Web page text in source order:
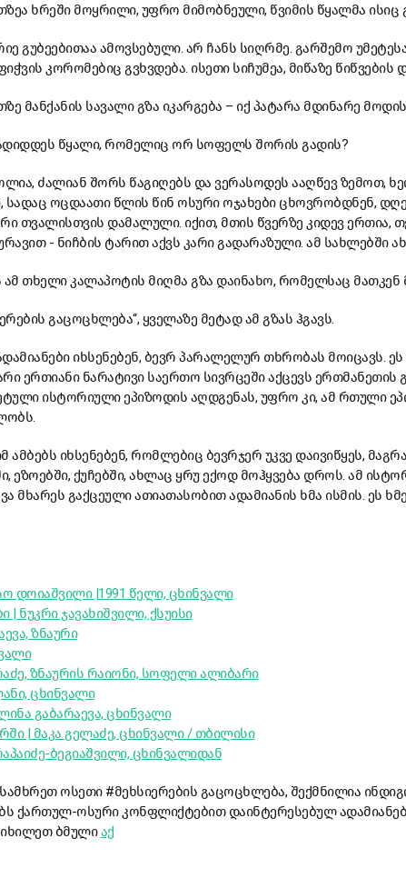
ხრეში მოყრილი, უფრო მიმობნეული, წვიმის წყალმა ისიც
გუბეებითაა ამოვსებული. არ ჩანს სიღრმე. გარშემო
კორომებიც გვხვდება. ისეთი სიჩუმეა, მიწაზე წიწვების
მანქანის სავალი გზა იკარგება – იქ პატარა მდინარე
წყალი, რომელიც ორ სოფელს შორის გადის?
ძალიან შორს წაგიღებს და ვერასოდეს ააღწევ ზემოთ,
სადაც ოცდაათი წლის წინ ოსური ოჯახები ცხოვრობდნენ,
თვალისთვის დამალული. იქით, მთის წვერზე კიდევ ერთია,
- ნიჩბის ტარით აქვს კარი გადარაზული. ამ სახლებში
ამ თხელი კალაპოტის მიღმა გზა დაინახო, რომელსაც მათკენ
გაცოცხლება“, ყველაზე მეტად ამ გზას ჰგავს.
იხსენებენ, ბევრ პარალელურ თხრობას მოიცავს.
ერთიანი ნარატივი საერთო სივრცეში აქცევს
ისტორიული ეპიზოდის აღდგენას, უფრო კი, ამ რთული
ამბებს იხსენებენ, რომლებიც ბევრჯერ უკვე დაივიწყეს,
ეზოებში, ქუჩებში, ახლაც ყრუ ექოდ მოჰყვება დროს. ამ
მხარეს გაქცეული ათიათასობით ადამიანის ხმა ისმის. ეს
დოიაშვილი |1991 წელი, ცხინვალი
| ნუკრი ჯავახიშვილი, ქსუისი
ზნაური
ზნაურის რაიონი, სოფელი ალიბარი
ცხინვალი
გაბარაევა, ცხინვალი
| მაკა გელაძე, ცხინვალი / თბილისი
ბეგიაშვილი, ცხინვალიდან
ოსეთი #მეხსიერების გაცოცხლება, შექმნილია
ქართულ-ოსური კონფლიქტებით დაინტერესებულ
იხილეთ ბმულიაქ